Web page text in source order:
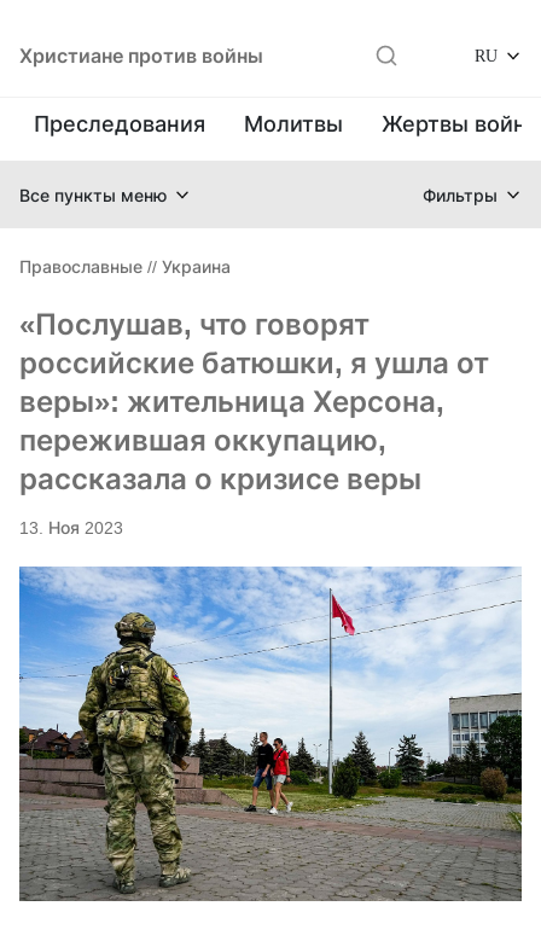
Христиане против войны RU
Преследования Молитвы Жертвы
Все пункты меню Фильтры
Православные // Украина
«Послушав, что говорят
российские батюшки, я ушла от
веры»: жительница Херсона,
пережившая оккупацию,
рассказала о кризисе веры
13. Ноя 2023